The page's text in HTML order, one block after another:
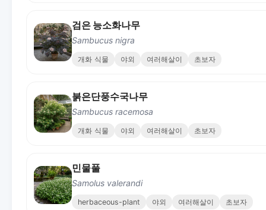
검은 능소화나무
Sambucus nigra
개화 식물 야외 여러해살이 초보자
붉은단풍수국나무
Sambucus racemosa
개화 식물 야외 여러해살이 초보자
민물풀
Samolus valerandi
herbaceous-plant 야외 여러해살이 초보자